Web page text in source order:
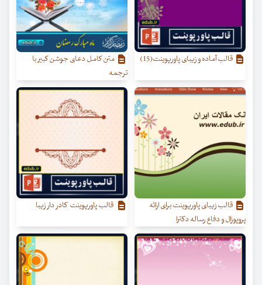
قالب آماده و زیبای پاورپوینت(15)
متن کامل دعای جوشن کبیر با
ترجمه
قالب زیبای پاورپوینت برای ارائه
پروپوزال و دفاع رساله دکترا
قالب پاورپوینت کادر دار زیبا